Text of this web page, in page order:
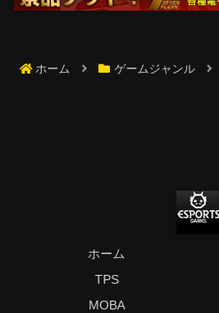
ホーム ゲームジャンル
ホーム
TPS
MOBA